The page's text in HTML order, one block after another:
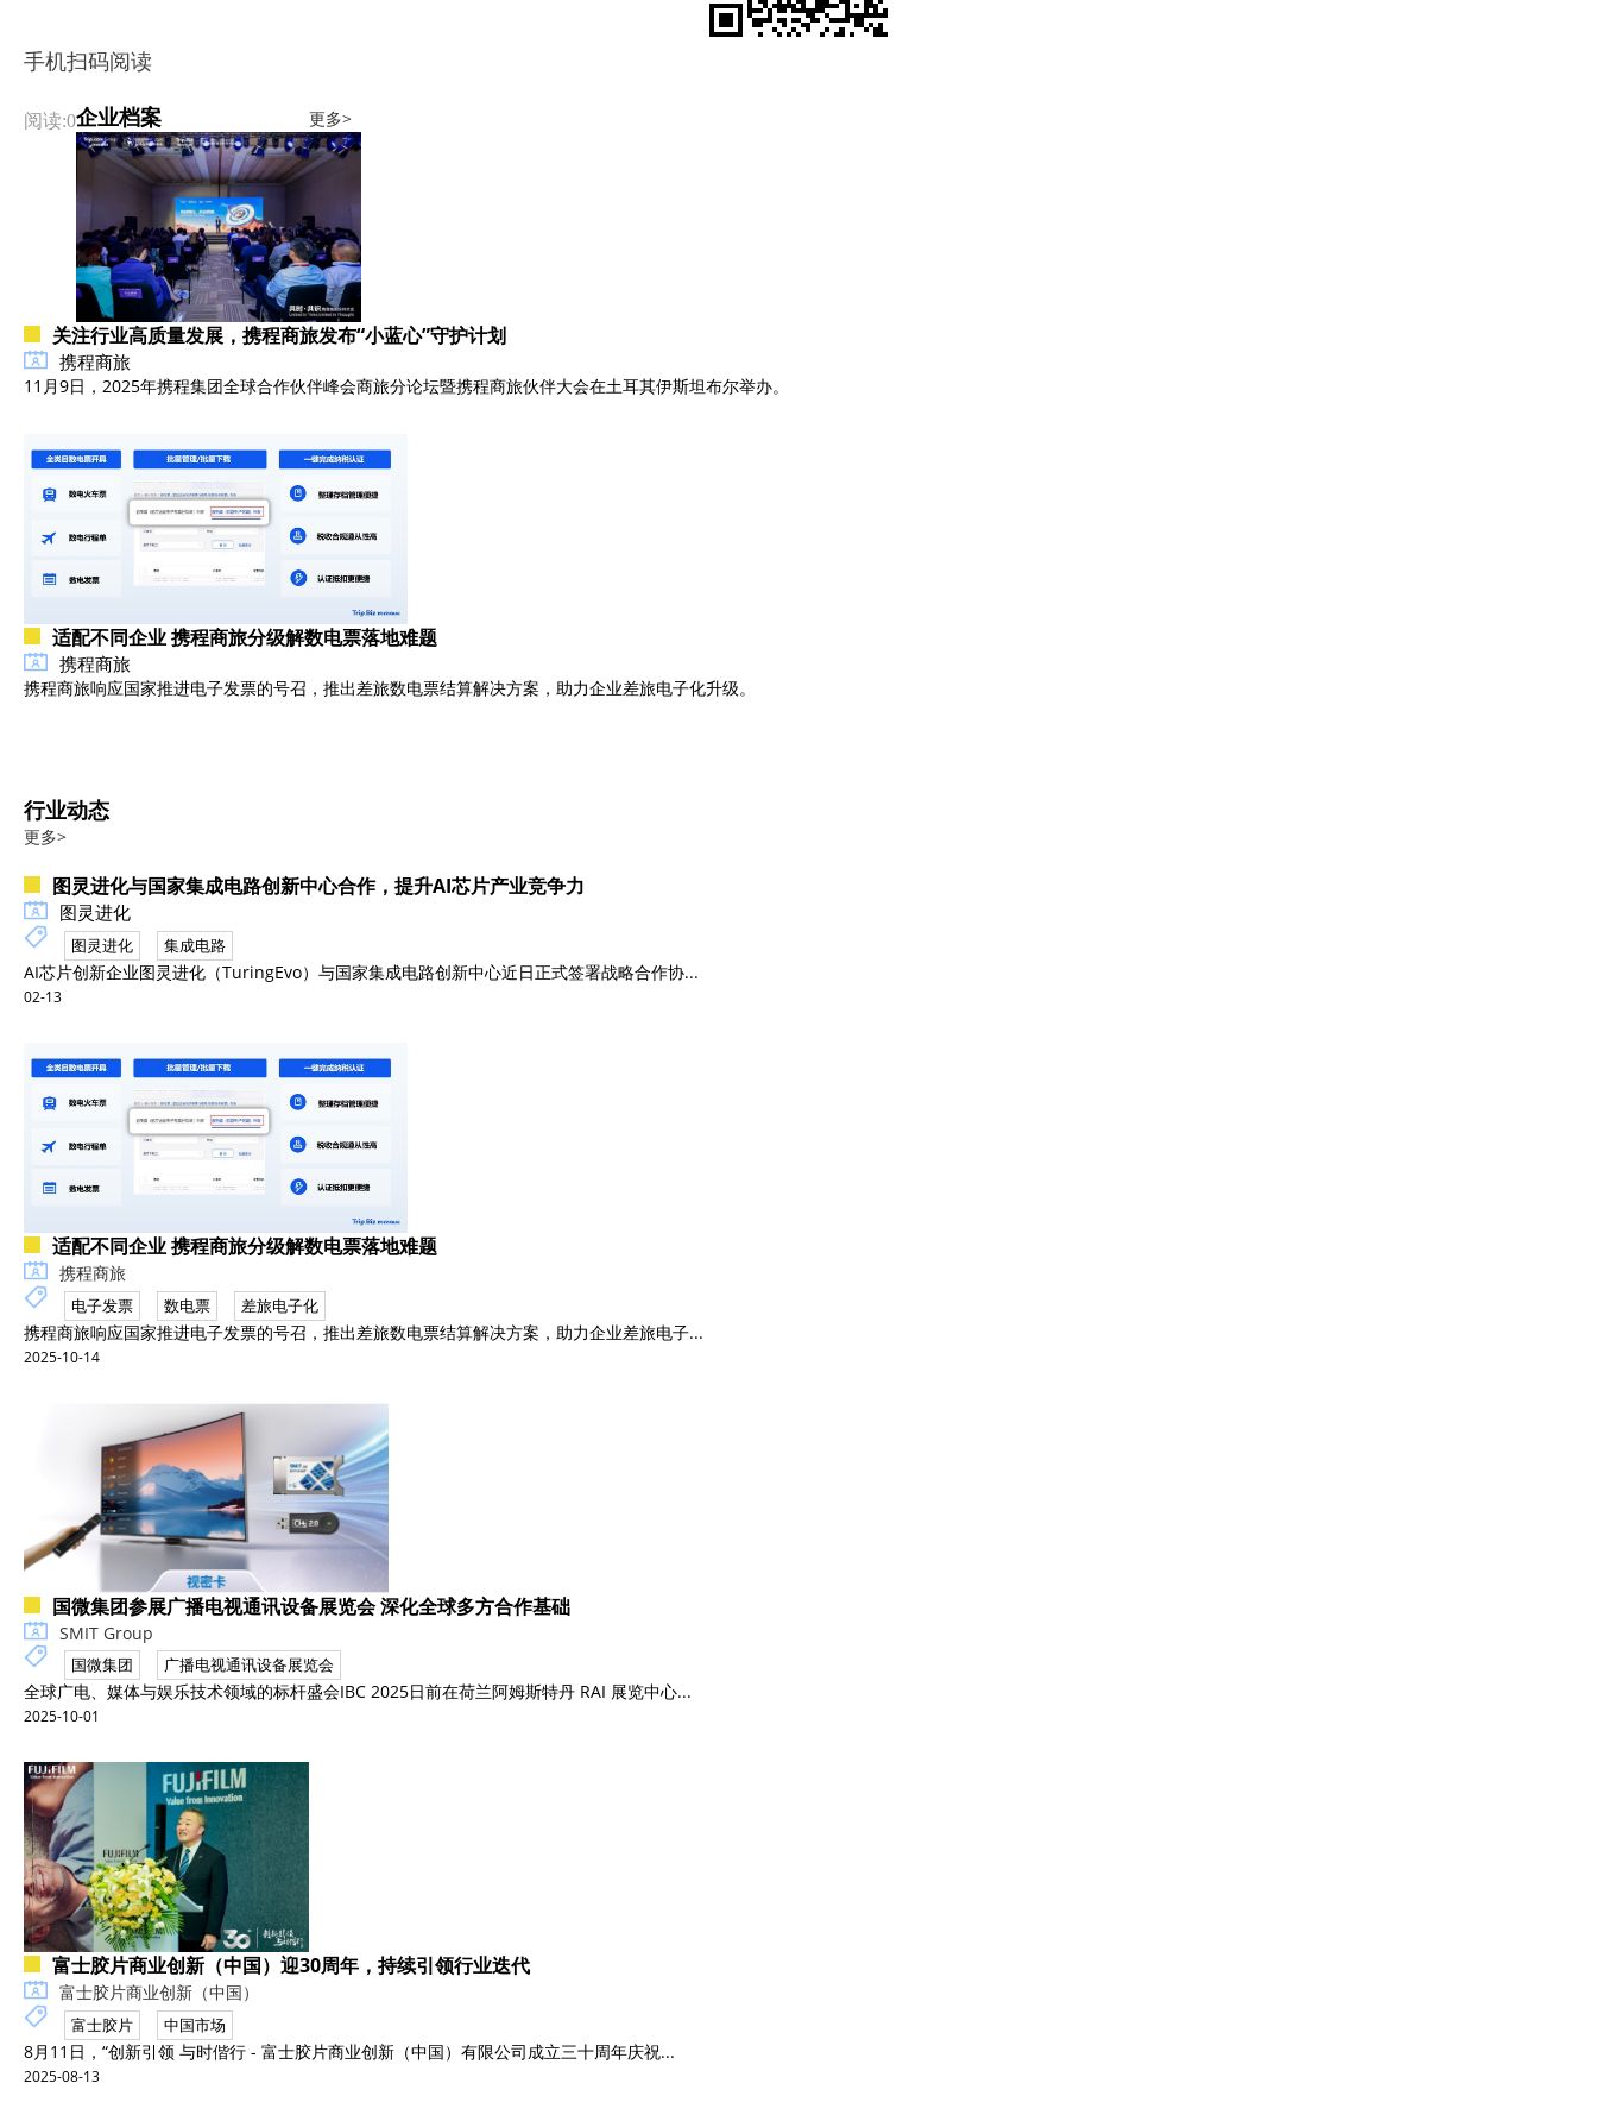
手机扫码阅读
阅读:0企业档案 更多>
关注行业高质量发展，携程商旅发布“小蓝心”守护计划
携程商旅
11月9日，2025年携程集团全球合作伙伴峰会商旅分论坛暨携程商旅伙伴大会在土耳其伊斯坦布尔举办。
适配不同企业 携程商旅分级解数电票落地难题
携程商旅
携程商旅响应国家推进电子发票的号召，推出差旅数电票结算解决方案，助力企业差旅电子化升级。
行业动态
更多>
图灵进化与国家集成电路创新中心合作，提升AI芯片产业竞争力
图灵进化
图灵进化 集成电路
AI芯片创新企业图灵进化（TuringEvo）与国家集成电路创新中心近日正式签署战略合作协...
02-13
适配不同企业 携程商旅分级解数电票落地难题
携程商旅
电子发票 数电票 差旅电子化
携程商旅响应国家推进电子发票的号召，推出差旅数电票结算解决方案，助力企业差旅电子...
2025-10-14
国微集团参展广播电视通讯设备展览会 深化全球多方合作基础
SMIT Group
国微集团 广播电视通讯设备展览会
全球广电、媒体与娱乐技术领域的标杆盛会IBC 2025日前在荷兰阿姆斯特丹 RAI 展览中心...
2025-10-01
富士胶片商业创新（中国）迎30周年，持续引领行业迭代
富士胶片商业创新（中国）
富士胶片 中国市场
8月11日，“创新引领 与时偕行 - 富士胶片商业创新（中国）有限公司成立三十周年庆祝...
2025-08-13